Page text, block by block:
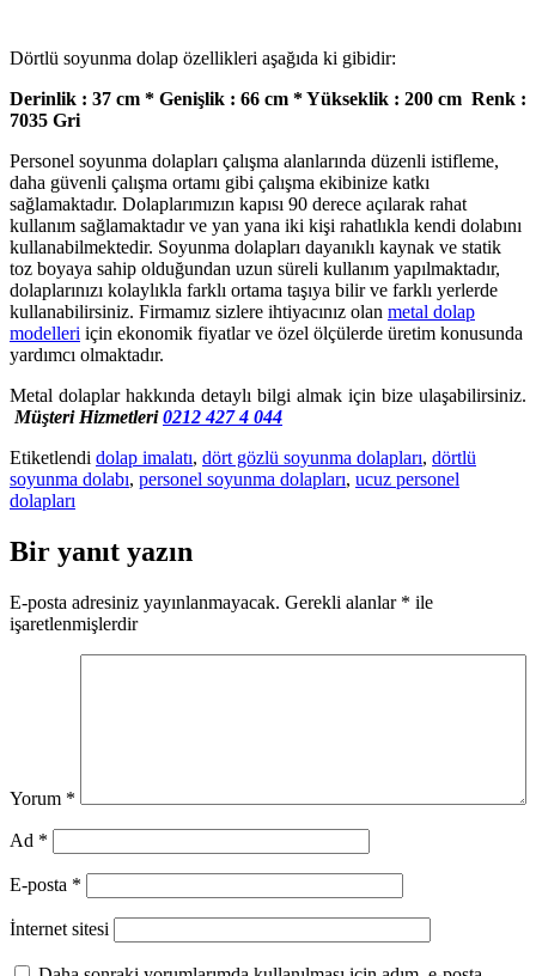
Dörtlü soyunma dolap özellikleri aşağıda ki gibidir:
Derinlik : 37 cm * Genişlik : 66 cm * Yükseklik : 200 cm Renk :
7035 Gri
Personel soyunma dolapları çalışma alanlarında düzenli istifleme,
daha güvenli çalışma ortamı gibi çalışma ekibinize katkı
sağlamaktadır. Dolaplarımızın kapısı 90 derece açılarak rahat
kullanım sağlamaktadır ve yan yana iki kişi rahatlıkla kendi dolabını
kullanabilmektedir. Soyunma dolapları dayanıklı kaynak ve statik
toz boyaya sahip olduğundan uzun süreli kullanım yapılmaktadır,
dolaplarınızı kolaylıkla farklı ortama taşıya bilir ve farklı yerlerde
kullanabilirsiniz. Firmamız sizlere ihtiyacınız olan metal dolap
modelleri için ekonomik fiyatlar ve özel ölçülerde üretim konusunda
yardımcı olmaktadır.
Metal dolaplar hakkında detaylı bilgi almak için bize ulaşabilirsiniz.
Müşteri Hizmetleri0212 427 4 044
Etiketlendi dolap imalatı, dört gözlü soyunma dolapları, dörtlü
soyunma dolabı, personel soyunma dolapları, ucuz personel
dolapları
Bir yanıt yazın
E-posta adresiniz yayınlanmayacak. Gerekli alanlar * ile
işaretlenmişlerdir
Yorum *
Ad *
E-posta *
İnternet sitesi